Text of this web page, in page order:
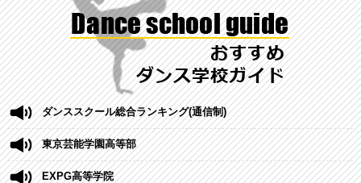
ダンススクール総合ランキング(通信制)
東京芸能学園高等部
EXPG高等学院